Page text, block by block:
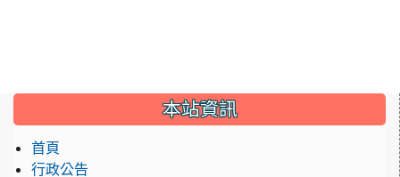
::: 本站資訊
首頁
行政公告